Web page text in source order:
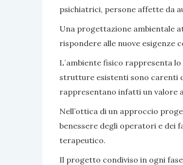
psichiatrici, persone affette da
Una progettazione ambientale
rispondere alle nuove esigenze
L´ambiente fisico rappresenta
strutture esistenti sono carenti
rappresentano infatti un valore
Nell’ottica di un approccio
benessere degli operatori e dei
terapeutico.
Il progetto condiviso in ogni